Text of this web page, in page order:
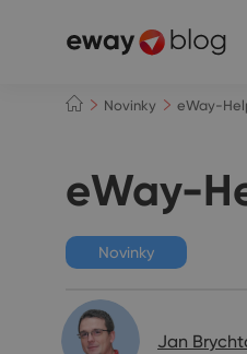
Novinky eWay-
eWay-
Novinky
Jan